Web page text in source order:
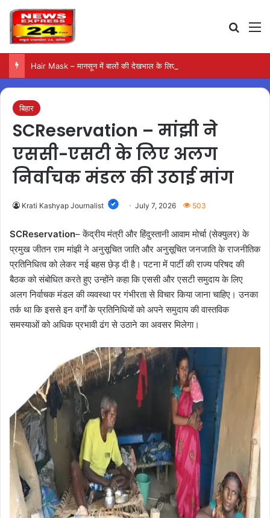
Hair Mask – मानसून में बालों की देखभाल के लिए आजमाएं अंडे का मास्क
बिहार
SCReservation – मांझी ने
एससी-एसटी के लिए अलग
निर्वाचक मंडल की उठाई मांग
Krati Kashyap Journalist July 7, 2026 503
SCReservation– केंद्रीय मंत्री और हिंदुस्तानी आवाम मोर्चा (सेक्युलर) के
प्रमुख जीतन राम मांझी ने अनुसूचित जाति और अनुसूचित जनजाति के राजनीतिक
प्रतिनिधित्व को लेकर नई बहस छेड़ दी है। पटना में पार्टी की राज्य परिषद की
बैठक को संबोधित करते हुए उन्होंने कहा कि एससी और एसटी समुदाय के लिए
अलग निर्वाचक मंडल की व्यवस्था पर गंभीरता से विचार किया जाना चाहिए। उनका
तर्क था कि इससे इन वर्गों के प्रतिनिधियों को अपने समुदाय की वास्तविक
समस्याओं को अधिक प्रभावी ढंग से उठाने का अवसर मिलेगा।